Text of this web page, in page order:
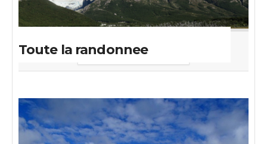
Toute la randonnee
A DECOUVRIR